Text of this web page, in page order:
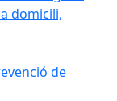
domicili,
de